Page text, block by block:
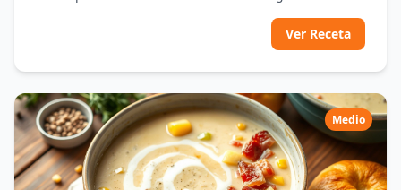
Ver Receta
Medio